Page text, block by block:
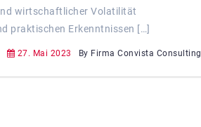
wirtschaftlicher Volatilität
praktischen Erkenntnissen […]
27. Mai 2023 By Firma Convista Consulting